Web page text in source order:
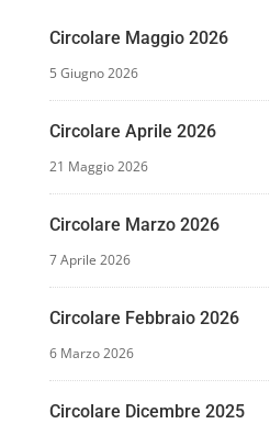
Circolare Maggio 2026
5 Giugno 2026
Circolare Aprile 2026
21 Maggio 2026
Circolare Marzo 2026
7 Aprile 2026
Circolare Febbraio 2026
6 Marzo 2026
Circolare Dicembre 2025